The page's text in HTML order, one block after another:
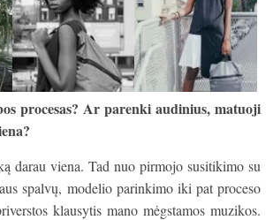
procesas? Ar parenki audinius, matuoji
darau viena. Tad nuo pirmojo susitikimo su
spalvų, modelio parinkimo iki pat proceso
klausytis mano mėgstamos muzikos.